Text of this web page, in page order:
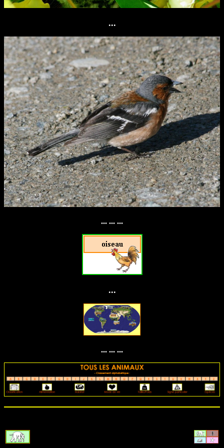
...
... ... ...
...
... ... ...